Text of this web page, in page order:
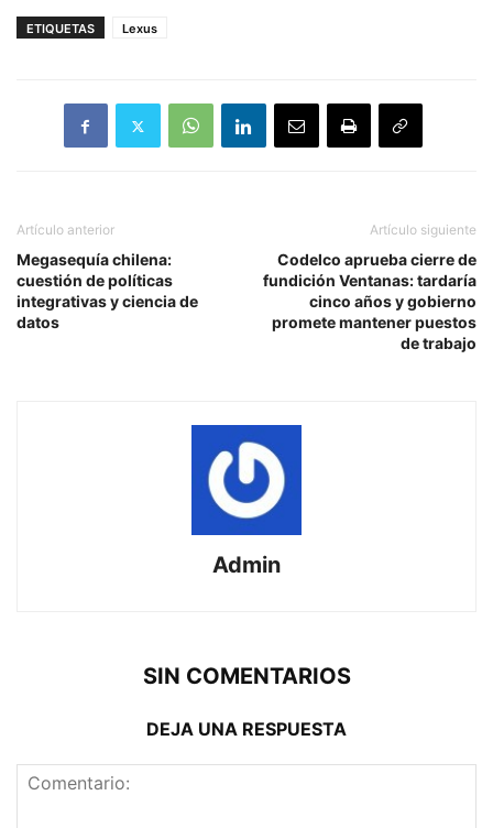
ETIQUETAS Lexus
Artículo anterior
Megasequía chilena:
cuestión de políticas
integrativas y ciencia de
datos
Artículo siguiente
Codelco aprueba cierre de
fundición Ventanas: tardaría
cinco años y gobierno
promete mantener puestos
de trabajo
Admin
SIN COMENTARIOS
DEJA UNA RESPUESTA